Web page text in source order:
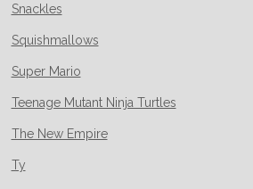
Snackles
Squishmallows
Super Mario
Teenage Mutant Ninja Turtles
The New Empire
Ty